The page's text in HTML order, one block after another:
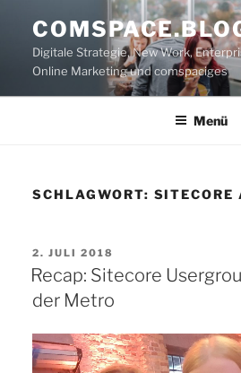
Inhalt
springen
Digitale Strategie, New Work,
Online Marketing und comspaciges
Menü
SCHLAGWORT: SITECORE
VERÖFFENTLICHT
AM
2. JULI 2018
Recap: Sitecore
der Metro